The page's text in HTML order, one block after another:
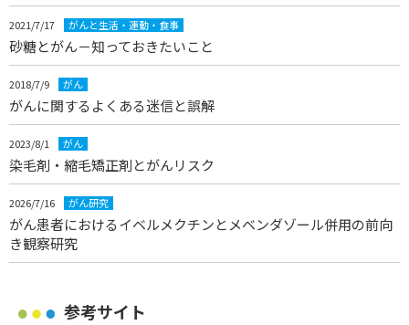
2021/7/17 がんと生活・運動・食事
砂糖とがん－知っておきたいこと
2018/7/9 がん
がんに関するよくある迷信と誤解
2023/8/1 がん
染毛剤・縮毛矯正剤とがんリスク
2026/7/16 がん研究
がん患者におけるイベルメクチンとメベンダゾール併用の前向
き観察研究
参考サイト